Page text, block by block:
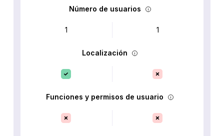
Número de usuarios
1 1
Localización
Funciones y permisos de usuario